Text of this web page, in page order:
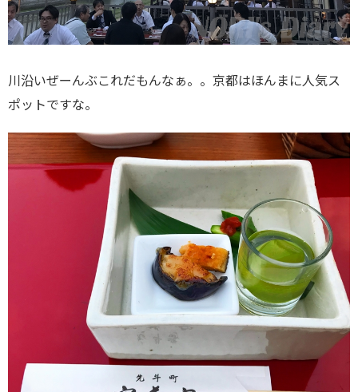
川沿いぜーんぶこれだもんなぁ。。京都はほんまに人気ス
ポットですな。